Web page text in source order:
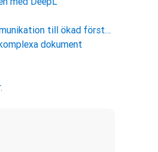
Från intern bristande kommunikation till ökad förståelse
dokument